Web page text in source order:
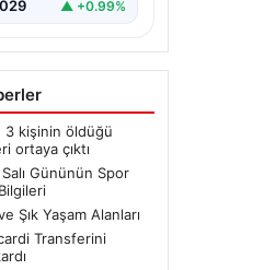
▲ +0.99%
3 kişinin öldüğü
ortaya çıktı
Gününün Spor
Şık Yaşam Alanları
Transferini